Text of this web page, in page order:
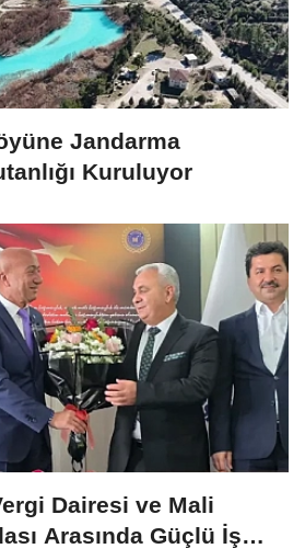
Jandarma
Kuruluyor
Dairesi ve Mali
Arasında Güçlü İş